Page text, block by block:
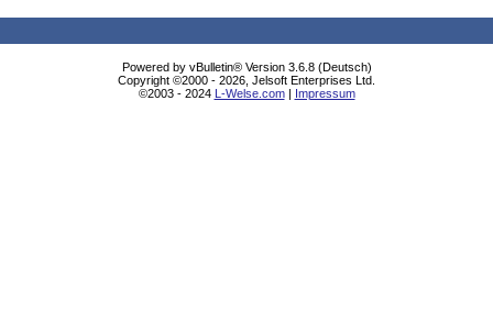
Powered by vBulletin® Version 3.6.8 (Deutsch)
Copyright ©2000 - 2026, Jelsoft Enterprises Ltd.
©2003 - 2024 L-Welse.com| Impressum